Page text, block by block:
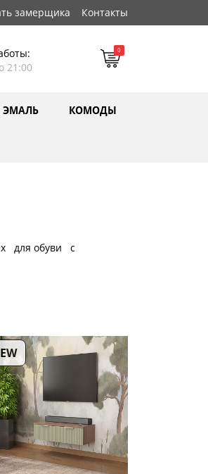
замерщика Контакты
21:00
0
ЭМАЛЬ КОМОДЫ
для обуви
с